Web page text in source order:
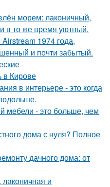
морем: лаконичный,
в то же время уютный.
1974 года,
и почти забытый.
в Кирове
в интерьере - это когда
мебели - это больше, чем
дома с нуля? Полное
дачного дома: от
и